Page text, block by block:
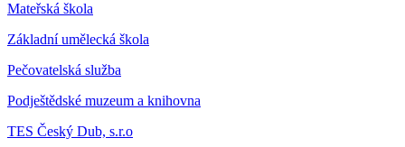
Mateřská škola
Základní umělecká škola
Pečovatelská služba
Podještědské muzeum a knihovna
TES Český Dub, s.r.o